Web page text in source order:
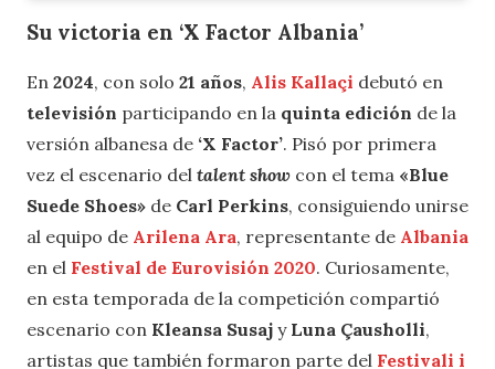
Su victoria en ‘X Factor Albania’
En 2024, con solo 21 años, Alis Kallaçi debutó en
televisión participando en la quinta edición de la
versión albanesa de ‘X Factor’. Pisó por primera
vez el escenario del talent show con el tema «Blue
Suede Shoes» de Carl Perkins, consiguiendo unirse
al equipo de Arilena Ara, representante de Albania
en el Festival de Eurovisión 2020. Curiosamente,
en esta temporada de la competición compartió
escenario con Kleansa Susaj y Luna Çausholli,
artistas que también formaron parte del Festivali i